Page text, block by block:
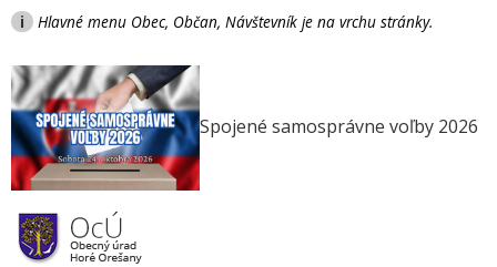
i Hlavné menu Obec, Občan, Návštevník je na vrchu stránky.
Spojené samosprávne voľby 2026